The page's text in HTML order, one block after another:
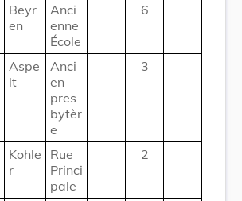
Beyr
en
Anci
enne
École
6
Aspe
lt
Anci
en
pres
bytèr
e
3
Kohle
r
Rue
Princi
pale
2